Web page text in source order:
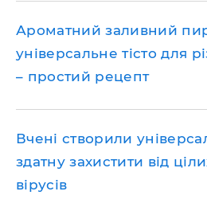
Ароматний заливний
універсальне тісто для
– простий рецепт
Вчені створили
здатну захистити від
вірусів